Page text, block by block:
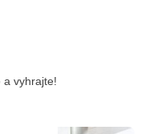
a vyhrajte!